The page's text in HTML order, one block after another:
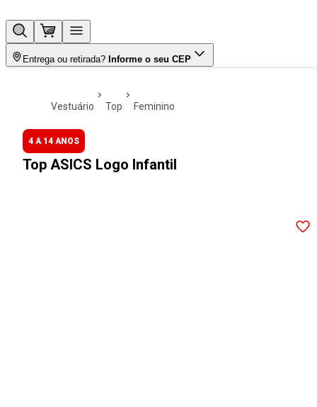
Entrega ou retirada? Informe o seu CEP
vestuário top feminino
4 A 14 ANOS
Top ASICS Logo Infantil